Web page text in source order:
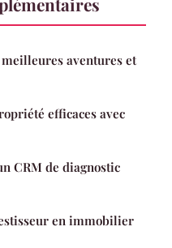
aventures et
efficaces avec
CRM de diagnostic
en immobilier